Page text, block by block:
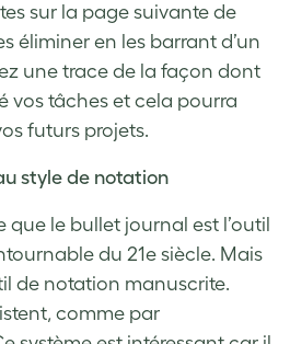
sur la page suivante de
éliminer en les barrant d’un
une trace de la façon dont
vos tâches et cela pourra
futurs projets.
style de notation
que le bullet journal est l’outil
du 21e siècle. Mais
de notation manuscrite.
comme par